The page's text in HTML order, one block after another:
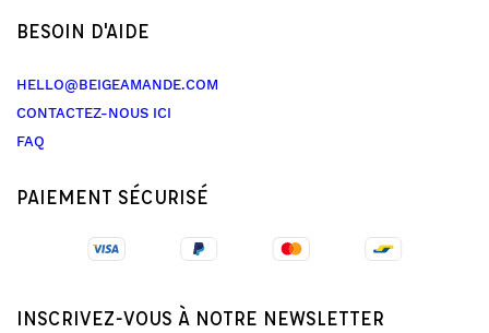
BESOIN D'AIDE
HELLO@BEIGEAMANDE.COM
CONTACTEZ-NOUS ICI
FAQ
PAIEMENT SÉCURISÉ
INSCRIVEZ-VOUS À NOTRE NEWSLETTER